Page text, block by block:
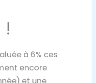
à 6% ces
encore
et une